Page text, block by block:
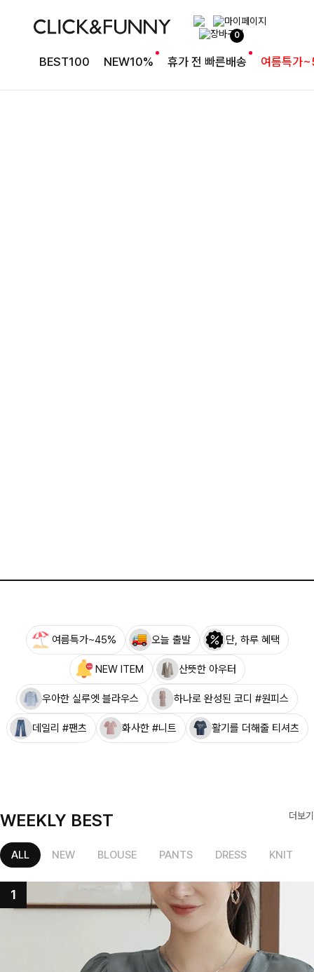
0
BEST100 NEW10% 휴가 전 빠른배송 여름특가
여유로운 핏의 코튼 팬츠
라인보정핏 절개코튼와이드팬츠[S,M,L사이즈]
여름특가~45% 오늘 출발 단, 하루 혜택
NEW ITEM 산뜻한 아우터
우아한 실루엣 블라우스 하나로 완성된 코디 #원피스
데일리 #팬츠 화사한 #니트 활기를 더해줄 티셔츠
WEEKLY BEST 더보기
ALL NEW BLOUSE PANTS DRESS KNIT